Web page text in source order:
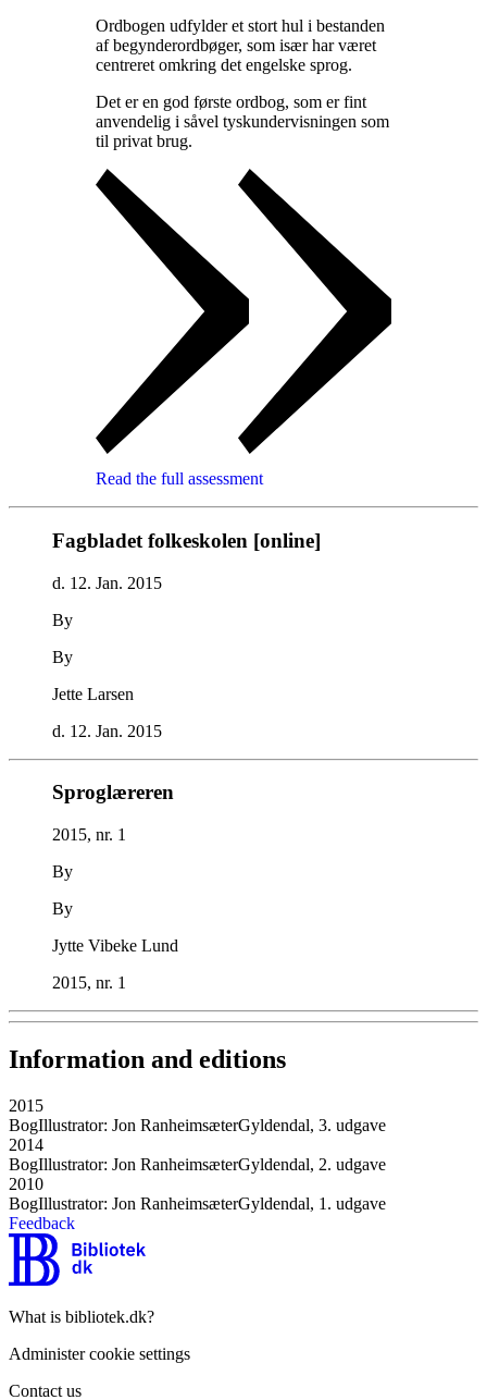
Ordbogen udfylder et stort hul i bestanden
af begynderordbøger, som især har været
centreret omkring det engelske sprog.
Det er en god første ordbog, som er fint
anvendelig i såvel tyskundervisningen som
til privat brug.
Read the full assessment
Fagbladet folkeskolen [online]
d. 12. Jan. 2015
By
By
Jette Larsen
d. 12. Jan. 2015
Sproglæreren
2015, nr. 1
By
By
Jytte Vibeke Lund
2015, nr. 1
Information and editions
2015
BogIllustrator: Jon RanheimsæterGyldendal, 3. udgave
2014
BogIllustrator: Jon RanheimsæterGyldendal, 2. udgave
2010
BogIllustrator: Jon RanheimsæterGyldendal, 1. udgave
Feedback
What is bibliotek.dk?
Administer cookie settings
Contact us